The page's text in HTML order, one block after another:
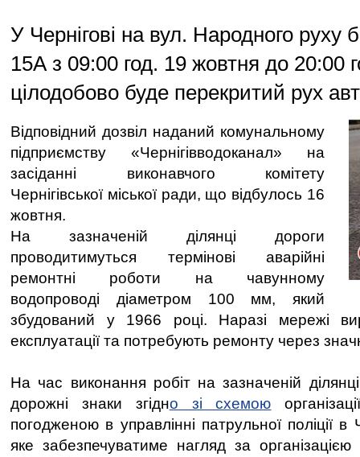
У Чернігові на вул. Народного руху
15А з 09:00 год. 19 жовтня до 20:00
цілодобово буде перекритий рух
Відповідний дозвіл наданий комунальному
підприємству «Чернігівводоканал» на
засіданні виконавчого комітету
Чернігівської міської ради, що відбулось 16
жовтня.
На зазначеній ділянці дороги
проводитимуться термінові аварійні
ремонтні роботи на чавунному
водопроводі діаметром 100 мм, який
збудований у 1966 році. Наразі мережі
експлуатації та потребують ремонту через
На час виконання робіт на зазначеній
дорожні знаки згідно зі схемою
погодженою в управлінні патрульної поліції в
яке забезпечуватиме нагляд за